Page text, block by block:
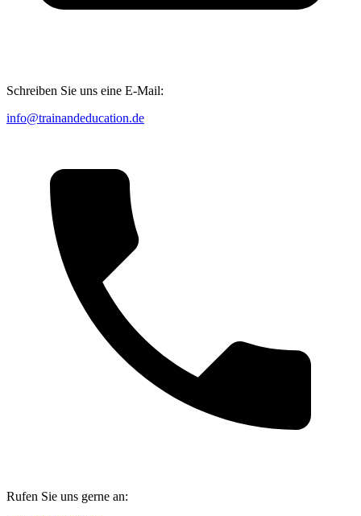
Schreiben Sie uns eine E-Mail:
info@trainandeducation.de
Rufen Sie uns gerne an: